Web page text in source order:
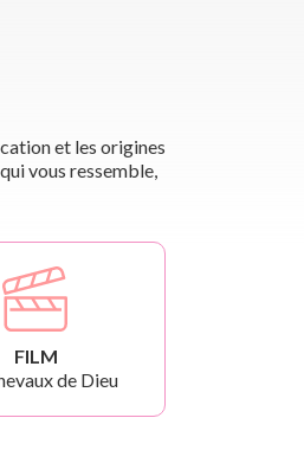
et les origines
vous ressemble,
FILM
de Dieu